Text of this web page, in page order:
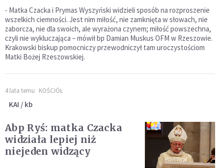
- Matka Czacka i Prymas Wyszyński widzieli sposób na rozproszenie
wszelkich ciemności. Jest nim miłość, nie zamknięta w słowach, nie
zaborcza, nie dla swoich, ale wyrażona czynem; miłość powszechna,
czyli nie wykluczająca – mówił bp Damian Muskus OFM w Rzeszowie.
Krakowski biskup pomocniczy przewodniczył tam uroczystościom
Matki Bożej Rzeszowskiej.
4 lata temu KOŚCIÓŁ
KAI / kb
Abp Ryś: matka Czacka
widziała lepiej niż
niejeden widzący